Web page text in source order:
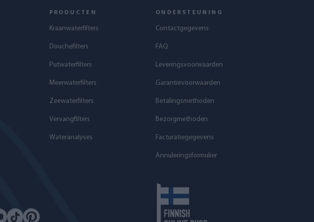
PRODUCTEN
Kraanwaterfilters
Douchefilters
Putwaterfilters
Meerwaterfilters
Zeewaterfilters
Vervangfilters
Wateranalyses
ONDERSTEUNING
Contactgegevens
FAQ
Leveringsvoorwaarden
Garantievoorwaarden
Betalingsmethoden
Bezorgmethoden
Facturatiegegevens
Annuleringsformulier